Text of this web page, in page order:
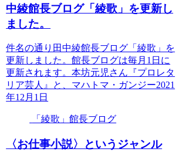
中綾館長ブログ「綾歌」を更新し
ました。
件名の通り田中綾館長ブログ「綾歌」を
更新しました。館長ブログは毎月1日に
更新されます。本坊元児さん『プロレタ
リア芸人』と、マハトマ・ガンジー2021
年12月1日
「綾歌」館長ブログ
〈お仕事小説〉というジャンル